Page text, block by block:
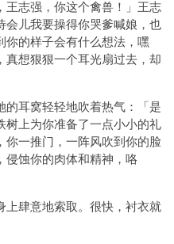
志强，你这个禽兽！」王志
儿我要操得你哭爹喊娘，也
你的样子会有什么想法，嘿
想狠狠一个耳光扇过去，却
耳窝轻轻地吹着热气：「是
上为你准备了一点小小的礼
一推门，一阵风吹到你的脸
侵蚀你的肉体和精神，咯
肆意地索取。很快，衬衣就